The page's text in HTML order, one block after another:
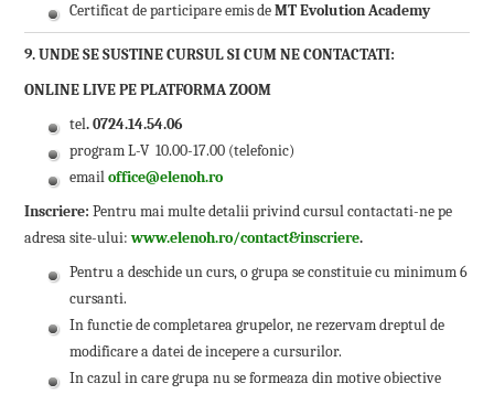
Certificat de participare emis deMT Evolution Academy
9. UNDE SE SUSTINE CURSUL SI CUM NE CONTACTATI:
ONLINE LIVE PE PLATFORMA ZOOM
tel. 0724.14.54.06
program L-V 10.00-17.00 (telefonic)
emailoffice@elenoh.ro
Inscriere: Pentru mai multe detalii privind cursul contactati-ne pe
adresa site-ului:www.elenoh.ro/contact&inscriere.
Pentru a deschide un curs, o grupa se constituie cu minimum 6
cursanti.
In functie de completarea grupelor, ne rezervam dreptul de
modificare a datei de incepere a cursurilor.
In cazul in care grupa nu se formeaza din motive obiective